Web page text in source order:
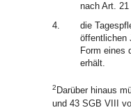
nach Art.
4.
die
öffentlichen
Form eines
erhält.
2 Darüber hinaus
und 43 SGB VIII